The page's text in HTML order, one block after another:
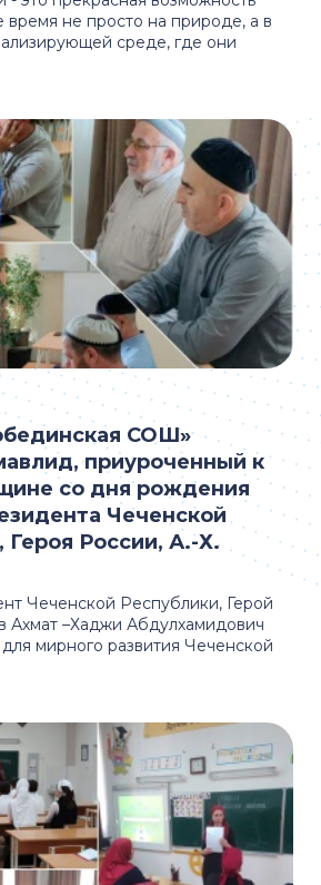
время не просто на природе, а в
среде, где они
Чеченской Республики, Герой
Ахмат –Хаджи Абдулхамидович
мирного развития Чеченской
СОШ»
приуроченный к
со дня рождения
Чеченской
Героя России, А.-Х.